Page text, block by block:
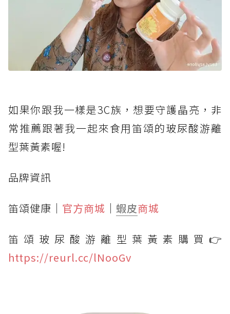
如果你跟我一樣是3C族，想要守護晶亮，非
常推薦跟著我一起來食用笛頌的玻尿酸游離
型葉黃素喔!
品牌資訊
笛頌健康｜ 官方商城 ｜ 蝦皮商城
笛頌玻尿酸游離型葉黃素購買👉
https://reurl.cc/lNooGv